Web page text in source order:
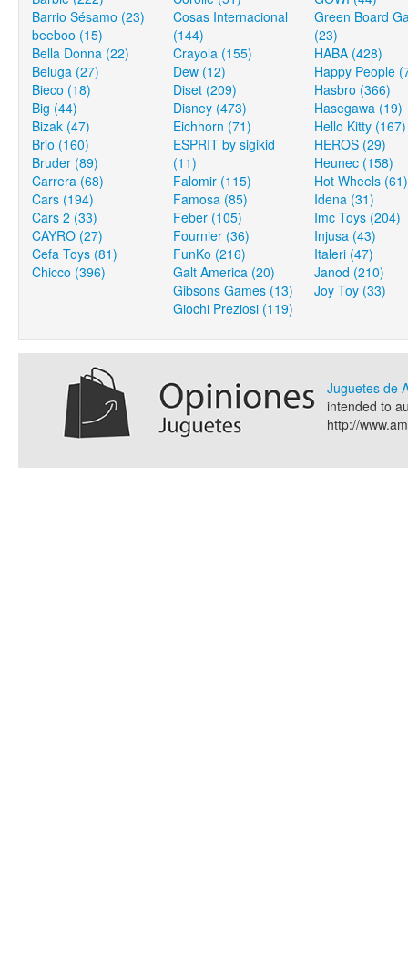
Barrio Sésamo (23)
beeboo (15)
Bella Donna (22)
Beluga (27)
Bieco (18)
Big (44)
Bizak (47)
Brio (160)
Bruder (89)
Carrera (68)
Cars (194)
Cars 2 (33)
CAYRO (27)
Cefa Toys (81)
Chicco (396)
Cosas Internacional
(144)
Crayola (155)
Dew (12)
Diset (209)
Disney (473)
Eichhorn (71)
ESPRIT by sigikid
(11)
Falomir (115)
Famosa (85)
Feber (105)
Fournier (36)
FunKo (216)
Galt America (20)
Gibsons Games (13)
Giochi Preziosi (119)
Green Board
(23)
HABA (428)
Happy People
Hasbro (366)
Hasegawa (19)
Hello Kitty (167)
HEROS (29)
Heunec (158)
Hot Wheels (61)
Idena (31)
Imc Toys (204)
Injusa (43)
Italeri (47)
Janod (210)
Joy Toy (33)
Juguetes de
intended to
http://